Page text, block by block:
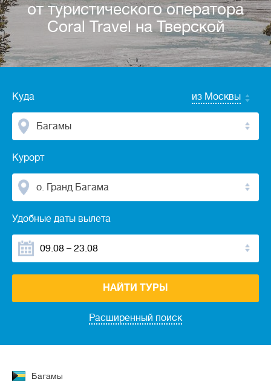
от туристического оператора
Coral Travel на Тверской
Куда из Москвы
Багамы
Курорт
о. Гранд Багама
Удобные даты вылета
Расширенный поиск
НАЙТИ ТУРЫ
Багамы